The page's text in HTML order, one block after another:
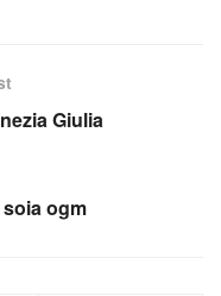
Giulia
ogm